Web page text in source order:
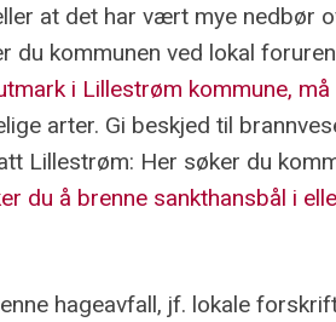
at det har vært mye nedbør
du kommunen ved lokal
i Lillestrøm kommune, må
arter. Gi beskjed til
Lillestrøm: Her søker du
du å brenne sankthansbål i
hageavfall, jf. lokale